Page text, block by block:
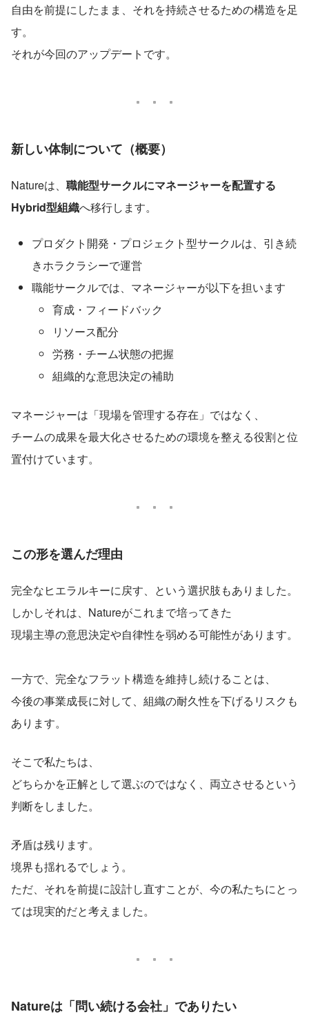
自由を前提にしたまま、それを持続させるための構造を足
す。
それが今回のアップデートです。
新しい体制について（概要）
Natureは、 職能型サークルにマネージャーを配置する
Hybrid型組織へ移行します。
プロダクト開発・プロジェクト型サークルは、引き続
きホラクラシーで運営
職能サークルでは、マネージャーが以下を担います
育成・フィードバック
リソース配分
労務・チーム状態の把握
組織的な意思決定の補助
マネージャーは「現場を管理する存在」ではなく、
チームの成果を最大化させるための環境を整える役割と位
置付けています。
この形を選んだ理由
完全なヒエラルキーに戻す、という選択肢もありました。
しかしそれは、Natureがこれまで培ってきた
現場主導の意思決定や自律性を弱める可能性があります。
一方で、完全なフラット構造を維持し続けることは、
今後の事業成長に対して、組織の耐久性を下げるリスクも
あります。
そこで私たちは、
どちらかを正解として選ぶのではなく、両立させるという
判断をしました。
矛盾は残ります。
境界も揺れるでしょう。
ただ、それを前提に設計し直すことが、今の私たちにとっ
ては現実的だと考えました。
Natureは「問い続ける会社」でありたい